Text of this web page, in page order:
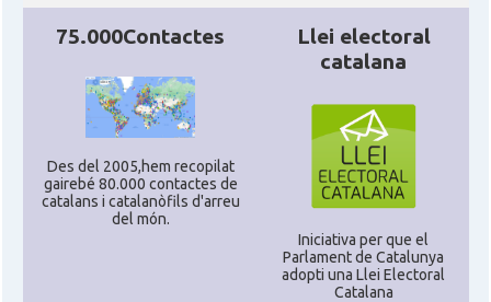
75.000Contactes
Des del 2005,hem recopilat
gairebé 80.000 contactes de
catalans i catalanòfils d'arreu
del món.
Llei electoral
catalana
Iniciativa per que el
Parlament de Catalunya
adopti una Llei Electoral
Catalana